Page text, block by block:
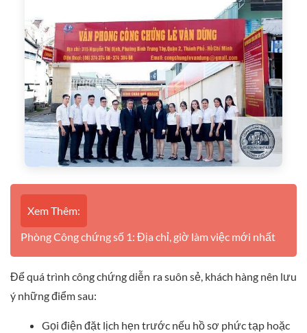
Xem Thêm:
Phòng Công chứng số 1: Địa chỉ, giờ làm việc mới nhất
Để quá trình công chứng diễn ra suôn sẻ, khách hàng nên lưu
ý những điểm sau:
Gọi điện đặt lịch hẹn trước nếu hồ sơ phức tạp hoặc